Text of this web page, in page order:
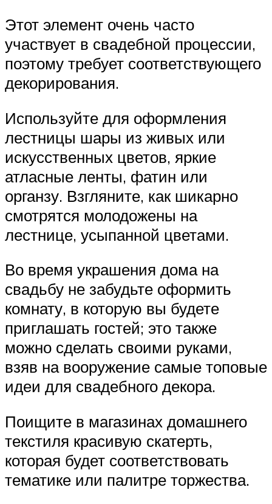
Этот элемент очень часто
участвует в свадебной процессии,
поэтому требует соответствующего
декорирования.
Используйте для оформления
лестницы шары из живых или
искусственных цветов, яркие
атласные ленты, фатин или
органзу. Взгляните, как шикарно
смотрятся молодожены на
лестнице, усыпанной цветами.
Во время украшения дома на
свадьбу не забудьте оформить
комнату, в которую вы будете
приглашать гостей; это также
можно сделать своими руками,
взяв на вооружение самые топовые
идеи для свадебного декора.
Поищите в магазинах домашнего
текстиля красивую скатерть,
которая будет соответствовать
тематике или палитре торжества.